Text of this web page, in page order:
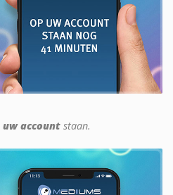
account staan.